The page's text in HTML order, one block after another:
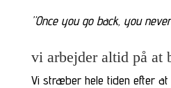
”Once you go back, you
vi arbejder altid på at
Vi stræber hele tiden efter